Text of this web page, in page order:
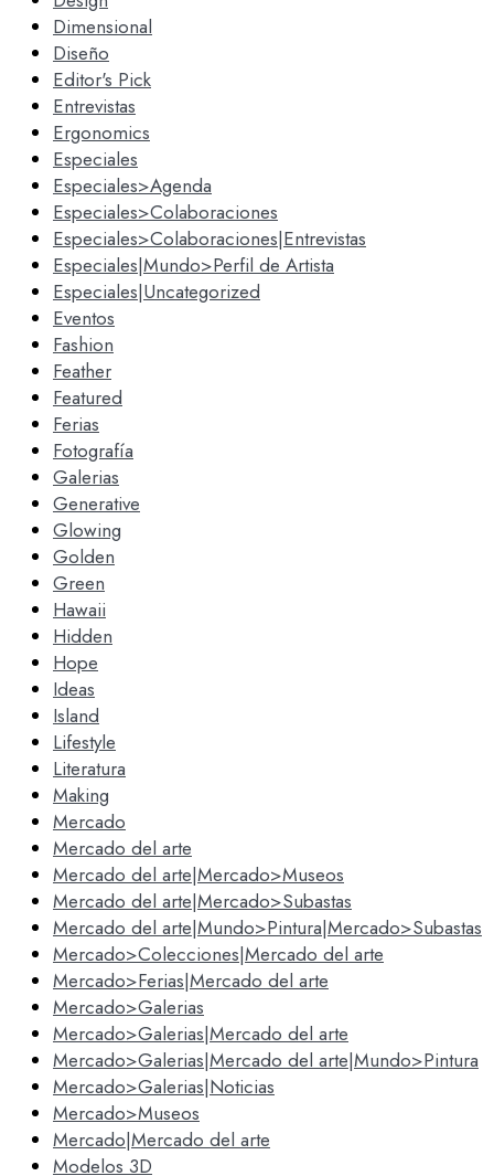
Dimensional
Diseño
Editor's Pick
Entrevistas
Ergonomics
Especiales
Especiales>Agenda
Especiales>Colaboraciones
Especiales>Colaboraciones|Entrevistas
Especiales|Mundo>Perfil de Artista
Especiales|Uncategorized
Eventos
Fashion
Feather
Featured
Ferias
Fotografía
Galerias
Generative
Glowing
Golden
Green
Hawaii
Hidden
Hope
Ideas
Island
Lifestyle
Literatura
Making
Mercado
Mercado del arte
Mercado del arte|Mercado>Museos
Mercado del arte|Mercado>Subastas
Mercado del arte|Mundo>Pintura|Mercado>Subastas
Mercado>Colecciones|Mercado del arte
Mercado>Ferias|Mercado del arte
Mercado>Galerias
Mercado>Galerias|Mercado del arte
Mercado>Galerias|Mercado del arte|Mundo>Pintura
Mercado>Galerias|Noticias
Mercado>Museos
Mercado|Mercado del arte
Modelos 3D